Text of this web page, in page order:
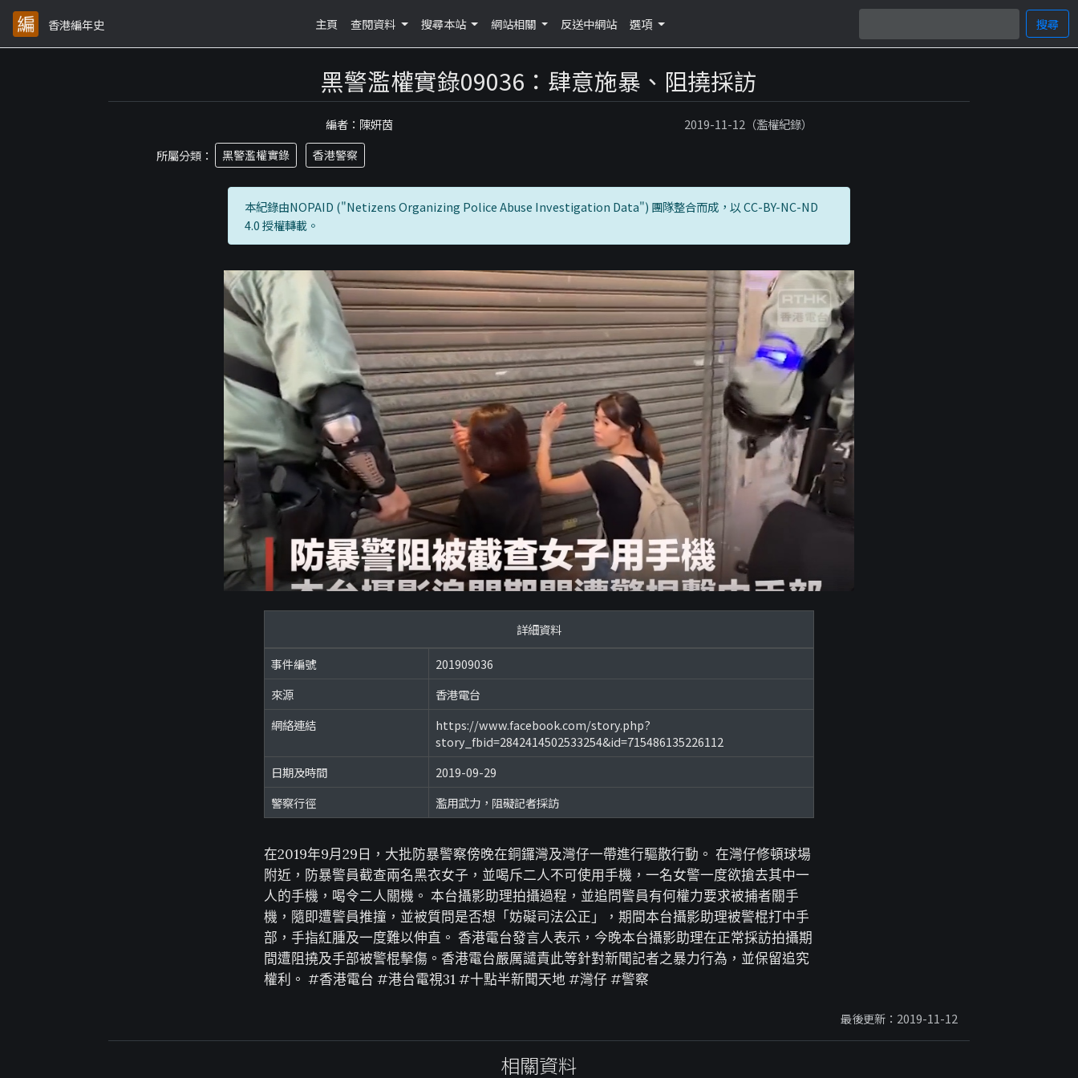
香港編年史 主頁 查閱資料 搜尋本站 網站相關 反送中網站 選項 搜尋
黑警濫權實錄09036：肆意施暴、阻撓採訪
編者：陳妍茵
2019-11-12（濫權紀錄）
所屬分類：
黑警濫權實錄 香港警察
本紀錄由NOPAID ("Netizens Organizing Police Abuse Investigation Data") 團隊整合而成，以 CC-BY-NC-ND
4.0 授權轉載。
詳細資料
事件編號
201909036
來源
香港電台
網絡連結
https://www.facebook.com/story.php?
story_fbid=2842414502533254&id=715486135226112
日期及時間
2019-09-29
警察行徑
濫用武力，阻礙記者採訪
在2019年9月29日，大批防暴警察傍晚在銅鑼灣及灣仔一帶進行驅散行動。 在灣仔修頓球場
附近，防暴警員截查兩名黑衣女子，並喝斥二人不可使用手機，一名女警一度欲搶去其中一
人的手機，喝令二人關機。 本台攝影助理拍攝過程，並追問警員有何權力要求被捕者關手
機，隨即遭警員推撞，並被質問是否想「妨礙司法公正」，期間本台攝影助理被警棍打中手
部，手指紅腫及一度難以伸直。 香港電台發言人表示，今晚本台攝影助理在正常採訪拍攝期
間遭阻撓及手部被警棍擊傷。香港電台嚴厲譴責此等針對新聞記者之暴力行為，並保留追究
權利。 #香港電台 #港台電視31 #十點半新聞天地 #灣仔 #警察
最後更新：2019-11-12
相關資料